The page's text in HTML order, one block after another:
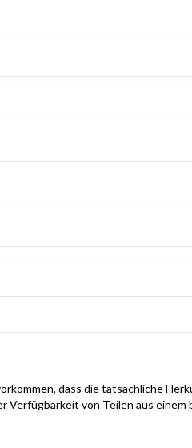
dass die tatsächliche
von Teilen aus einem